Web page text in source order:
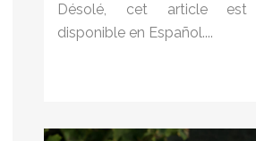
Désolé, cet article est
disponible en Español....